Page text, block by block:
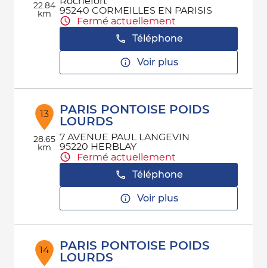
22.84
km
95240 CORMEILLES EN PARISIS
Fermé actuellement
Téléphone
Voir plus
13
28.65
km
PARIS PONTOISE POIDS
LOURDS
7 AVENUE PAUL LANGEVIN
95220 HERBLAY
Fermé actuellement
Téléphone
Voir plus
14
PARIS PONTOISE POIDS
LOURDS